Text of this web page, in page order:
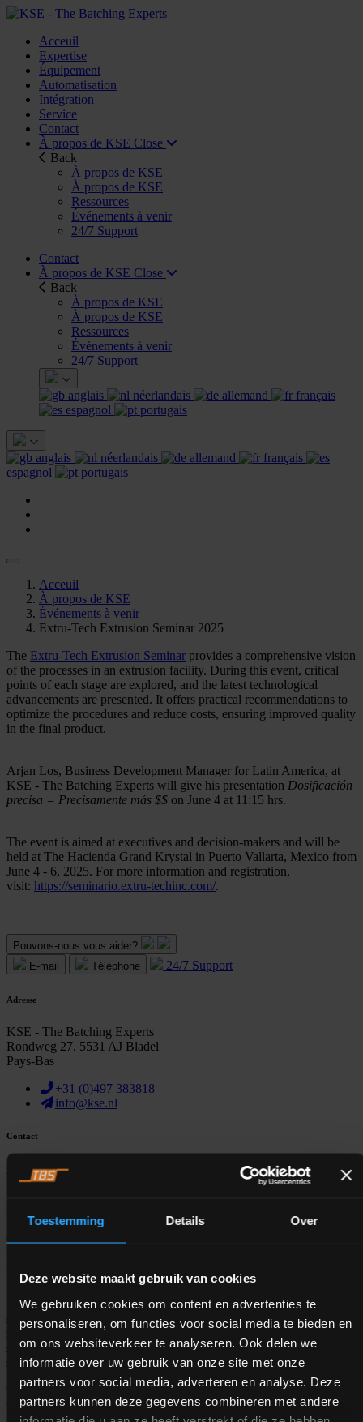
Toestemming Details Over
Deze website maakt gebruik van cookies
We gebruiken cookies om content en advertenties te
personaliseren, om functies voor social media te bieden en
om ons websiteverkeer te analyseren. Ook delen we
informatie over uw gebruik van onze site met onze
partners voor social media, adverteren en analyse. Deze
partners kunnen deze gegevens combineren met andere
Acceuil
Expertise
Équipement
Automatisation
Intégration
Service
Contact
À propos de KSE Close
Back
À propos de KSE
À propos de KSE
Ressources
Événements à venir
24/7 Support
Contact
À propos de KSE Close
Back
À propos de KSE
À propos de KSE
Ressources
Événements à venir
24/7 Support
anglais néerlandais allemand
français
espagnol
portugais
anglais néerlandais allemand
français
espagnol
portugais
Acceuil
À propos de KSE
Événements à venir
Extru-Tech Extrusion Seminar 2025
The Extru-Tech Extrusion Seminar provides a comprehensive vision
of the processes in an extrusion facility. During this event, critical
points of each stage are explored, and the latest technological
advancements are presented. It offers practical recommendations to
optimize the procedures and reduce costs, ensuring improved quality
in the final product.
Arjan Los, Business Development Manager for Latin America, at
KSE - The Batching Experts will give his presentation Dosificación
precisa = Precisamente más $$ on June 4 at 11:15 hrs.
The event is aimed at executives and decision-makers and will be
held at The Hacienda Grand Krystal in Puerto Vallarta, Mexico from
June 4 - 6, 2025. For more information and registration,
visit: https://seminario.extru-techinc.com/.
Pouvons-nous vous aider?
E-mail
Téléphone 24/7 Support
Adresse
KSE - The Batching Experts
Rondweg 27, 5531 AJ Bladel
Pays-Bas
+31 (0)497 383818
info@kse.nl
Contact
Contact 24/7 tech support
connaissances À propos de KSE
Liens intéressants
Système de pesage Système de dosage Fabrication alimentation
Fabricants d'aliments pour animaux
Hygiène alimentaire
Opérations de fabrication Processus et automatisation Logiciel
d'automatision des processus Systèmes de pesage industriel Logiciel
de gestion des stocks Logiciels de formulation d'aliments
Certifiée ISO 9001:2015 |Politique de confidentialité| ©
Copyright KSE 2026